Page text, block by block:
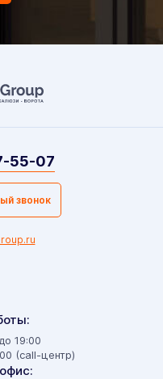
19:00
(call-центр)
55-07
звонок